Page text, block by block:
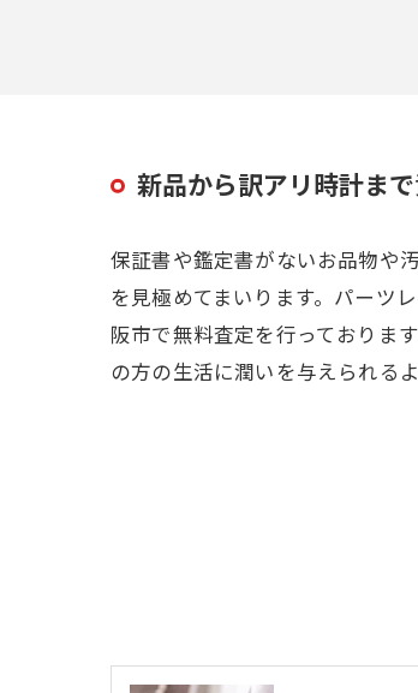
新品から訳アリ時計ま
保証書や鑑定書がないお品物や
を見極めてまいります。パーツ
阪市で無料査定を行っておりま
の方の生活に潤いを与えられる